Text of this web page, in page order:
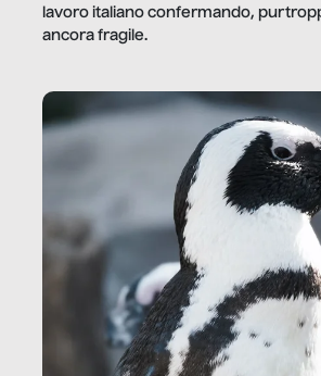
lavoro italiano confermando,
ancora fragile.